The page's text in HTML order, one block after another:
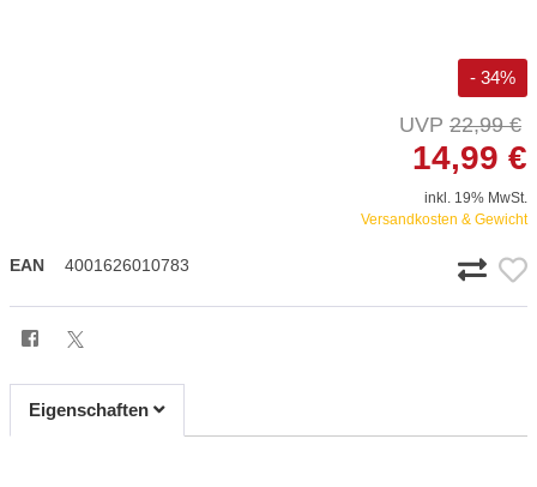
- 34%
22,99 €
14,99 €
inkl. 19% MwSt.
Versandkosten & Gewicht
EAN 4001626010783
Eigenschaften